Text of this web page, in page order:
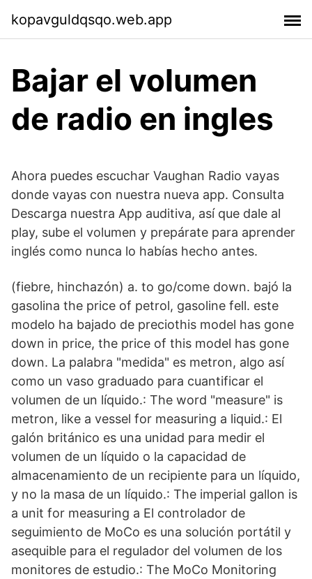
kopavguldqsqo.web.app
Bajar el volumen
de radio en ingles
Ahora puedes escuchar Vaughan Radio vayas
donde vayas con nuestra nueva app. Consulta
Descarga nuestra App auditiva, así que dale al
play, sube el volumen y prepárate para aprender
inglés como nunca lo habías hecho antes.
(fiebre, hinchazón) a. to go/come down. bajó la
gasolina the price of petrol, gasoline fell. este
modelo ha bajado de preciothis model has gone
down in price, the price of this model has gone
down. La palabra "medida" es metron, algo así
como un vaso graduado para cuantificar el
volumen de un líquido.: The word "measure" is
metron, like a vessel for measuring a liquid.: El
galón británico es una unidad para medir el
volumen de un líquido o la capacidad de
almacenamiento de un recipiente para un líquido,
y no la masa de un líquido.: The imperial gallon is
a unit for measuring a El controlador de
seguimiento de MoCo es una solución portátil y
asequible para el regulador del volumen de los
monitores de estudio.: The MoCo Monitoring